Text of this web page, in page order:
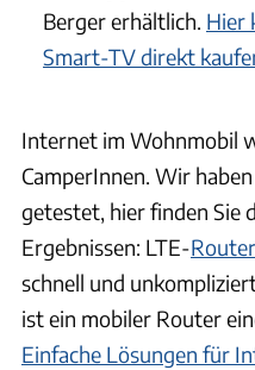
Berger erhältlich. Hier
Smart-TV direkt
Internet im Wohnmobil
CamperInnen. Wir
getestet, hier finden Sie
Ergebnissen: LTE-
schnell und
ist ein mobiler Router
Einfache Lösungen für